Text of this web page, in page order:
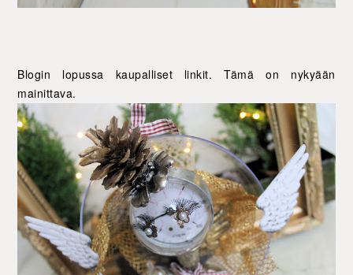
Blogin lopussa kaupalliset linkit. Tämä on nykyään
mainittava.